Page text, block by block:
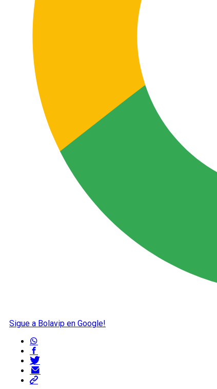
Sigue a Bolavip en Google!